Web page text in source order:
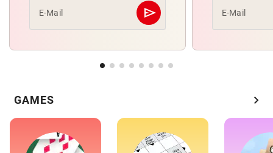
E-Mail send
Abschicken E-Mail
GAMES chevron_right